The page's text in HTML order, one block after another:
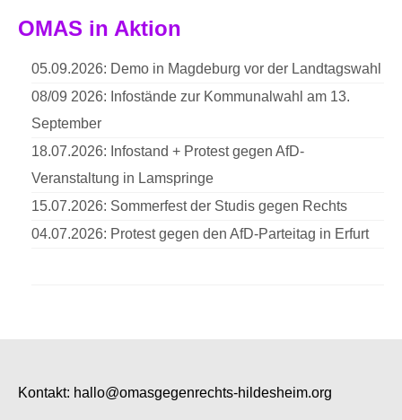
OMAS in Aktion
05.09.2026: Demo in Magdeburg vor der Landtagswahl
08/09 2026: Infostände zur Kommunalwahl am 13.
September
18.07.2026: Infostand + Protest gegen AfD-
Veranstaltung in Lamspringe
15.07.2026: Sommerfest der Studis gegen Rechts
04.07.2026: Protest gegen den AfD-Parteitag in Erfurt
Kontakt: hallo@omasgegenrechts-hildesheim.org